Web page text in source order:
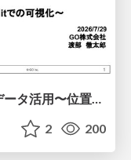
タクシーアプリ『GO』の実践的データ活用〜位置情報データの収集とStreamlitでの可視化〜
2 200